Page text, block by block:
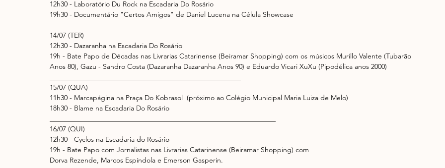
12h30 - Laboratório Du Rock na Escadaria Do Rosário
19h30 - Documentário "Certos Amigos" de Daniel Lucena na Célula Showcase
14/07 (TER)
12h30 - Dazaranha na Escadaria Do Rosário
19h - Bate Papo de Décadas nas Livrarias Catarinense (Beiramar Shopping) com os músicos Murillo Valente (Tubarão
Anos 80), Gazu - Sandro Costa (Dazaranha Dazaranha Anos 90) e Eduardo Vicari XuXu (Pipodélica anos 2000)
15/07 (QUA)
11h30 - Marcapágina na Praça Do Kobrasol  (próximo ao Colégio Municipal Maria Luiza de Melo)
18h30 - Blame na Escadaria Do Rosário
16/07 (QUI)
12h30 - Cyclos na Escadaria do Rosário
19h - Bate Papo com Jornalistas nas Livrarias Catarinense (Beiramar Shopping) com
Dorva Rezende, Marcos Espíndola e Emerson Gasperin.